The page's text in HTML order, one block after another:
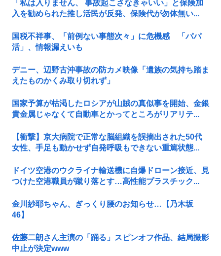
「私は入りません、 事故起こさなきゃいい」と保険加
入を勧められた推し活民が反発、保険代が勿体無い...
国税不祥事、「前例ない事態次々」に危機感 「パパ
活」、情報漏えいも
デニー、辺野古沖事故の防カメ映像「遺族の気持ち踏ま
えたものかくみ取り切れず」
国家予算が枯渇したロシアが山賊の真似事を開始、金銀
貴金属じゃなくて自動車とかってところがリアリテ...
【衝撃】京大病院で正常な脳組織を誤摘出された50代
女性、手足も動かせず自発呼吸もできない重篤状態...
ドイツ空港のウクライナ輸送機に自爆ドローン接近、見
つけた空港職員が蹴り落とす…高性能プラスチック...
金川紗耶ちゃん、ぎっくり腰のお知らせ…【乃木坂
46】
佐藤二朗さん主演の「踊る」スピンオフ作品、結局撮影
中止が決定www